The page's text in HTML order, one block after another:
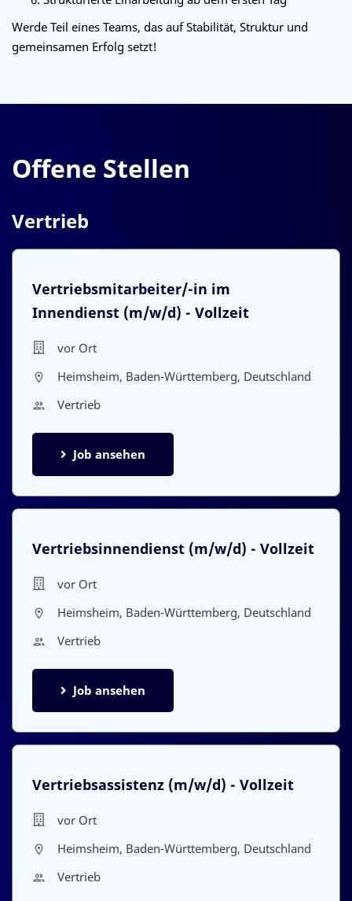
Werde Teil eines Teams, das auf Stabilität, Struktur und
gemeinsamen Erfolg setzt!
Offene Stellen
Vertrieb
Vertriebsmitarbeiter/-in im
Innendienst (m/w/d) - Vollzeit
vor Ort
Heimsheim, Baden-Württemberg, Deutschland
Vertrieb
Job ansehen
Vertriebsinnendienst (m/w/d) - Vollzeit
vor Ort
Heimsheim, Baden-Württemberg, Deutschland
Vertrieb
Job ansehen
Vertriebsassistenz (m/w/d) - Vollzeit
vor Ort
Heimsheim, Baden-Württemberg, Deutschland
Vertrieb